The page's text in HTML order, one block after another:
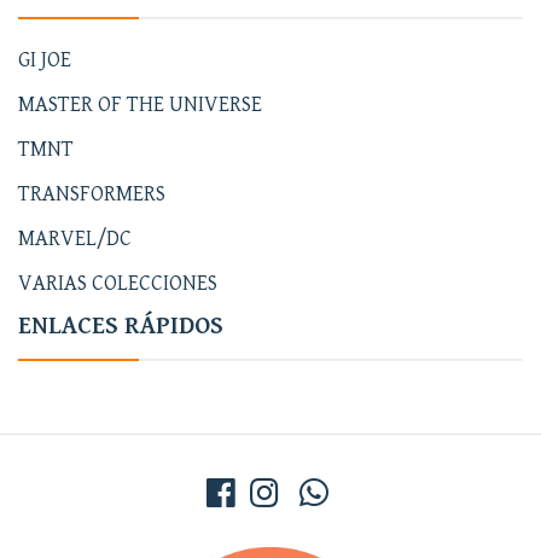
GI JOE
MASTER OF THE UNIVERSE
TMNT
TRANSFORMERS
MARVEL/DC
VARIAS COLECCIONES
ENLACES RÁPIDOS